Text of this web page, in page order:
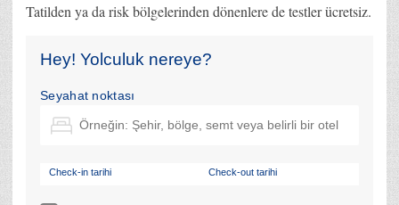
Tatilden ya da risk bölgelerinden dönenlere de testler ücretsiz.
Hey! Yolculuk nereye?
Seyahat noktası
Check-in tarihi Check-out tarihi